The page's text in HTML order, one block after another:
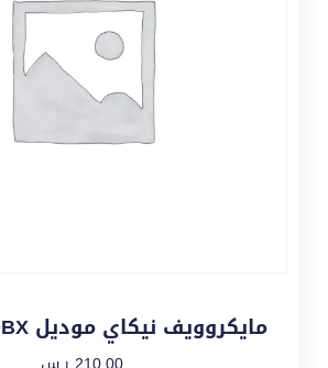
مايكروويف نيكاي موديل NMO2010DBX